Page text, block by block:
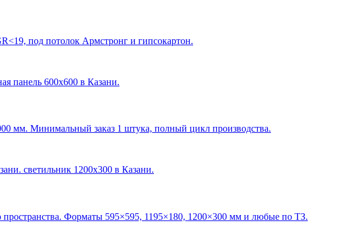
под потолок Армстронг и гипсокартон.
панель 600х600 в Казани.
мм. Минимальный заказ 1 штука, полный цикл производства.
светильник 1200х300 в Казани.
Форматы 595×595, 1195×180, 1200×300 мм и любые по ТЗ.